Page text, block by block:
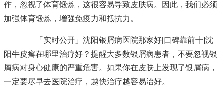
作，忽视了体育锻炼，这很容易导致皮肤病。因此，我们必须
加强体育锻炼，增强免疫力和抵抗力。
「实时公开」沈阳银屑病医院那家好[口碑靠前十]沈
阳牛皮癣在哪里治疗好？提醒大多数银屑病患者，不要忽视银
屑病对身心健康的严重危害。如果你在皮肤上发现了银屑病，
一定要尽早去医院治疗，越快治疗越容易治好。